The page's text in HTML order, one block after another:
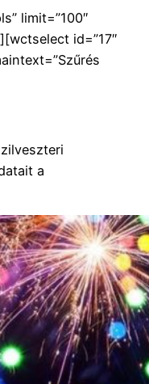
limit=”100″
id=”17″
a